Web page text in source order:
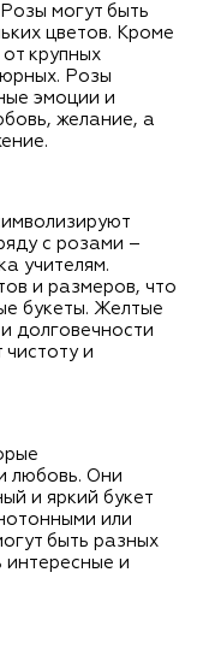
могут быть
цветов. Кроме
крупных
Розы
эмоции и
желание, а
с розами –
учителям.
и размеров, что
букеты. Желтые
долговечности
и
любовь. Они
и яркий букет
или
быть разных
интересные и